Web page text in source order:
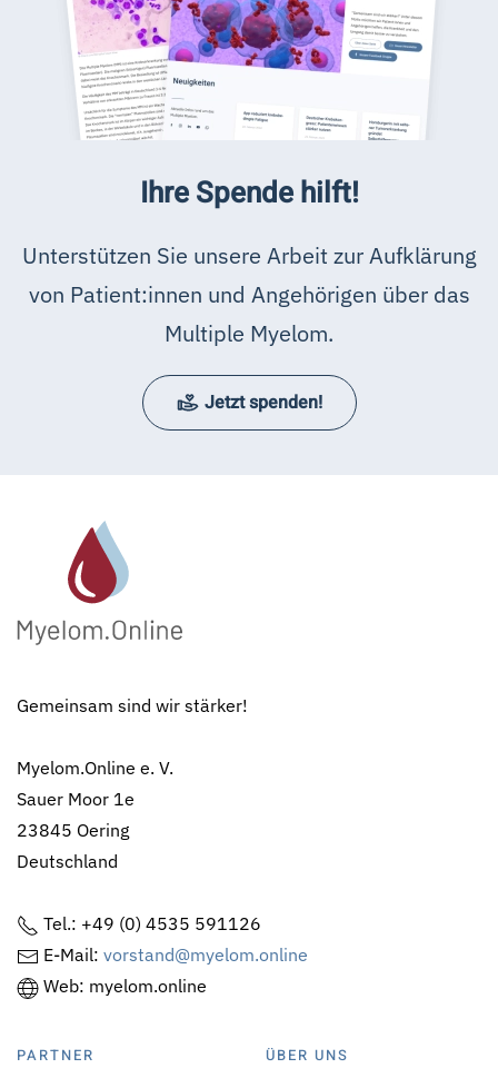
Ihre Spende hilft!
Unterstützen Sie unsere Arbeit zur Aufklärung
von Patient:innen und Angehörigen über das
Multiple Myelom.
Jetzt spenden!
Gemeinsam sind wir stärker!
Myelom.Online e. V.
Sauer Moor 1e
23845 Oering
Deutschland
Tel.: +49 (0) 4535 591126
E-Mail: vorstand@myelom.online
Web: myelom.online
PARTNER ÜBER UNS